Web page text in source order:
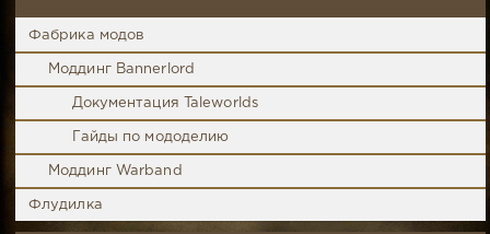
Фабрика модов
Моддинг Bannerlord
Документация Taleworlds
Гайды по мододелию
Моддинг Warband
Флудилка